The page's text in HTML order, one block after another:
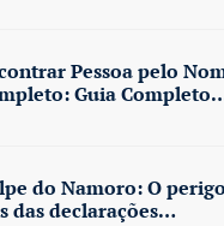
Pessoa pelo
Guia
do Namoro: O
das declarações…